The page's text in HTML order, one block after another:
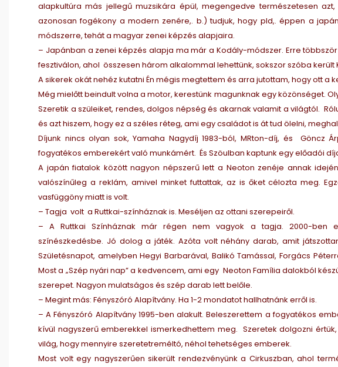
alapkultúra más jellegű muzsikára épül, megengedve természetesen
azonosan fogékony a modern zenére,. b.) tudjuk, hogy pld,. éppen a
módszerre, tehát a magyar zenei képzés alapjaira.
– Japánban a zenei képzés alapja ma már a Kodály-módszer. Erre
fesztiválon, ahol összesen három alkalommal lehettünk, sokszor szóba került
A sikerek okát nehéz kutatni Én mégis megtettem és arra jutottam, hogy ott a
Még mielőtt beindult volna a motor, kerestünk magunknak egy közönséget.
Szeretik a szüleiket, rendes, dolgos népség és akarnak valamit a világtól.
és azt hiszem, hogy ez a széles réteg, ami egy családot is át tud ölelni,
Díjunk nincs olyan sok, Yamaha Nagydíj 1983-ból, MRton-díj, és Göncz
fogyatékos emberekért való munkámért. És Szöulban kaptunk egy előadói
A japán fiatalok között nagyon népszerű lett a Neoton zenéje annak
valószínűleg a reklám, amivel minket futtattak, az is őket célozta meg.
vasfüggöny miatt is volt.
– Tagja volt a Ruttkai-színháznak is. Meséljen az ottani szerepeiről.
– A Ruttkai Színháznak már régen nem vagyok a tagja. 2000-ben
színészkedésbe. Jó dolog a játék. Azóta volt néhány darab, amit
Születésnapot, amelyben Hegyi Barbarával, Balikó Tamással, Forgács
Most a „Szép nyári nap” a kedvencem, ami egy Neoton Família dalokból
szerepet. Nagyon mulatságos és szép darab lett belőle.
– Megint más: Fényszóró Alapítvány. Ha 1-2 mondatot hallhatnánk erről is.
– A Fényszóró Alapítvány 1995-ben alakult. Beleszerettem a fogyatékos
kívül nagyszerű emberekkel ismerkedhettem meg. Szeretek dolgozni
világ, hogy mennyire szeretetreméltó, néhol tehetséges emberek.
Most volt egy nagyszerűen sikerült rendezvényünk a Cirkuszban, ahol